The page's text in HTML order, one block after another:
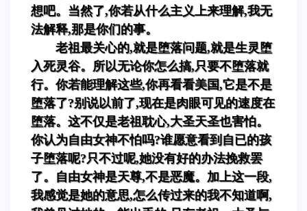
想吧。当然了,你若从什么主义上来理解,我无
法解释,那是你们的事。
老祖最关心的,就是堕落问题,就是生灵堕
入死灵谷。所以无论你怎么搞,只要不堕落就
行。你若能理解这些,你再看看美国,它是不是
堕落了?别说以前了,现在是肉眼可见的速度在
堕落。这不仅是老祖耽心,大圣天圣也害怕。
你认为自由女神不怕吗?谁愿意看到自已的孩
子堕落呢?只不过呢,她没有好的办法挽救罢
了。自由女神是天尊,不是恶魔。加上这一段,
我感觉是她的意思,怎么传过来的我不知道啊,